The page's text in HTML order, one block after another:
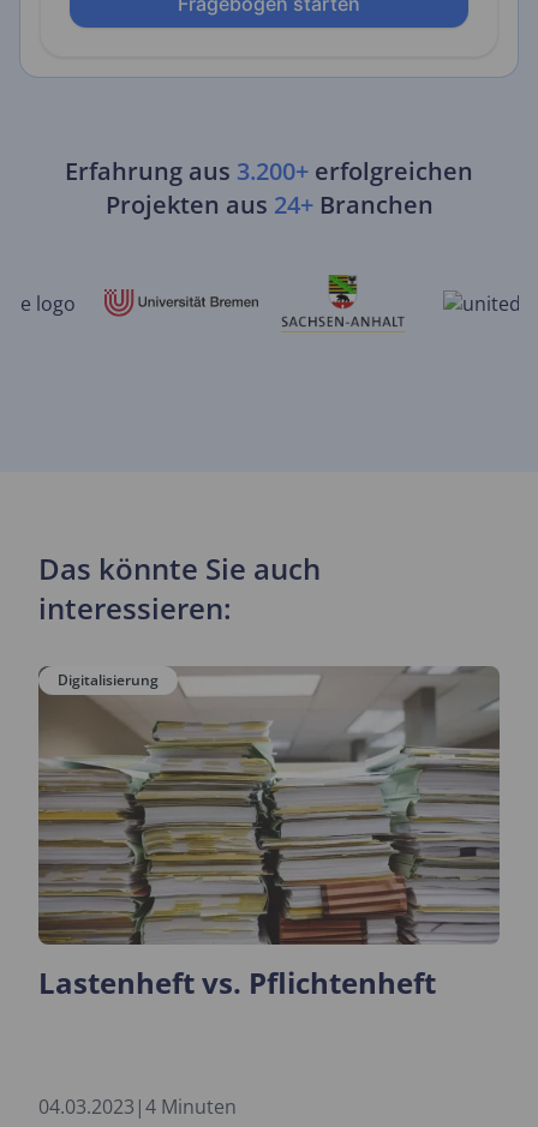
Erfahrung aus 3.200+ erfolgreichen
Projekten aus 24+Branchen
Das könnte Sie auch
interessieren:
Digitalisierung
Lastenheft vs. Pflichtenheft
04.03.2023 |4 Minuten